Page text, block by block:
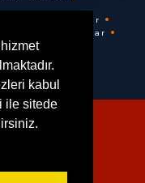
kabul
ile sitede
Firmalar
Firmalar